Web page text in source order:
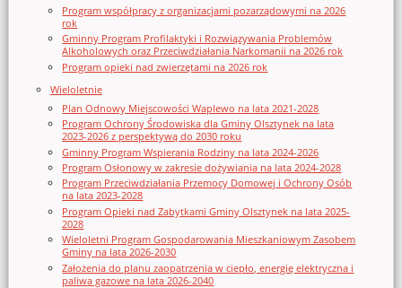
Program współpracy z organizacjami pozarządowymi na 2026
rok
Gminny Program Profilaktyki i Rozwiązywania Problemów
Alkoholowych oraz Przeciwdziałania Narkomanii na 2026 rok
Program opieki nad zwierzętami na 2026 rok
Wieloletnie
Plan Odnowy Miejscowości Waplewo na lata 2021-2028
Program Ochrony Środowiska dla Gminy Olsztynek na lata
2023-2026 z perspektywą do 2030 roku
Gminny Program Wspierania Rodziny na lata 2024-2026
Program Osłonowy w zakresie dożywiania na lata 2024-2028
Program Przeciwdziałania Przemocy Domowej i Ochrony Osób
na lata 2023-2028
Program Opieki nad Zabytkami Gminy Olsztynek na lata 2025-
2028
Wieloletni Program Gospodarowania Mieszkaniowym Zasobem
Gminy na lata 2026-2030
Założenia do planu zaopatrzenia w ciepło, energię elektryczna i
paliwa gazowe na lata 2026-2040